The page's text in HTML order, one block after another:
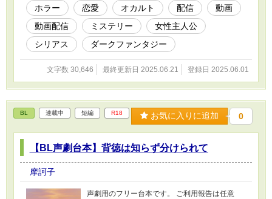
視点で追いかけ、《悪魔の仔》の真相に迫る
【動画配信ゴシックホラーラブストーリー】。
※最初は1話あたりの文字数が少ないですが、そ
のうち増えます！ ※完結見込み(ベースは完成済
み) 【ゲーム版はコチラ】
https://novelgame.jp/games/show/7253
ホラー 恋愛 オカルト 配信
動画
動画配信
ミステリー
女性主人公
シリアス
ダークファンタジー
文字数 30,646 最終更新日 2025.06.21 登録日 2025.06.01
BL 連載中 短編 R18 お気に入りに追加 0
【BL声劇台本】背徳は知らず分けられて
摩訶子
声劇用のフリー台本です。 ご利用報告は任意